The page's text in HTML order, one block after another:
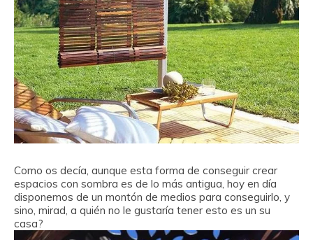
Como os decía, aunque esta forma de conseguir crear
espacios con sombra es de lo más antigua, hoy en día
disponemos de un montón de medios para conseguirlo, y
sino, mirad, a quién no le gustaría tener esto es un su
casa?